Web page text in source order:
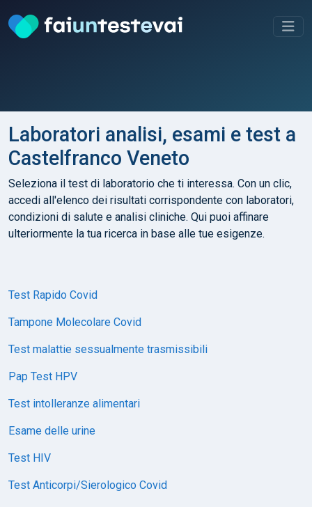
Laboratori analisi, esami e test a
Castelfranco Veneto
Seleziona il test di laboratorio che ti interessa. Con un clic,
accedi all'elenco dei risultati corrispondente con laboratori,
condizioni di salute e analisi cliniche. Qui puoi affinare
ulteriormente la tua ricerca in base alle tue esigenze.
Test Rapido Covid
Tampone Molecolare Covid
Test malattie sessualmente trasmissibili
Pap Test HPV
Test intolleranze alimentari
Esame delle urine
Test HIV
Test Anticorpi/Sierologico Covid